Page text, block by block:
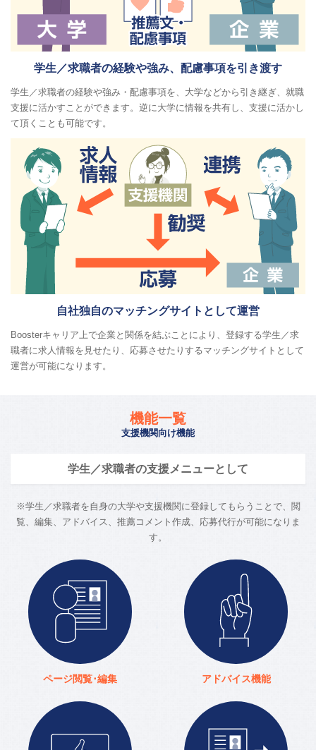
学生／求職者の経験や強み、配慮事項を引き渡す
学生／求職者の経験や強み・配慮事項を、大学などから引き継ぎ、就職
支援に活かすことができます。逆に大学に情報を共有し、支援に活かし
て頂くことも可能です。
自社独自のマッチングサイトとして運営
Boosterキャリア上で企業と関係を結ぶことにより、登録する学生／求
職者に求人情報を見せたり、応募させたりするマッチングサイトとして
運営が可能になります。
機能一覧
支援機関向け機能
学生／求職者の支援メニューとして
※学生／求職者を自身の大学や支援機関に登録してもらうことで、閲
覧、編集、アドバイス、推薦コメント作成、応募代行が可能になりま
す。
ページ閲覧･編集 アドバイス機能